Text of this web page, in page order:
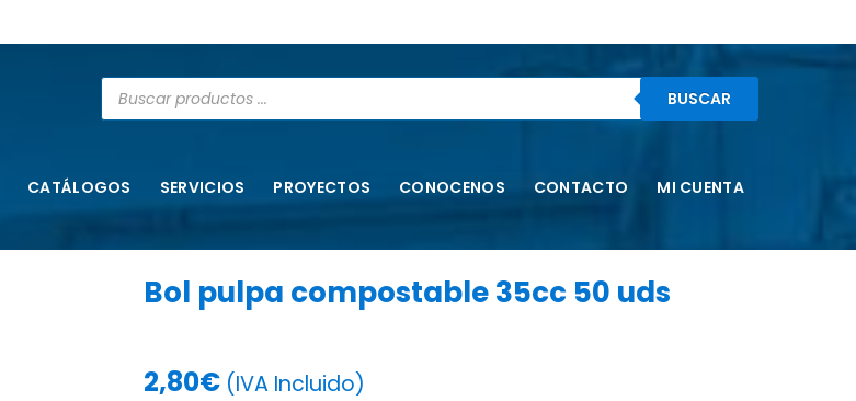
BUSCAR
CATÁLOGOS SERVICIOS PROYECTOS CONOCENOS CONTACTO MI CUENTA
Bol pulpa compostable 35cc 50 uds
2,80€ (IVA Incluido)